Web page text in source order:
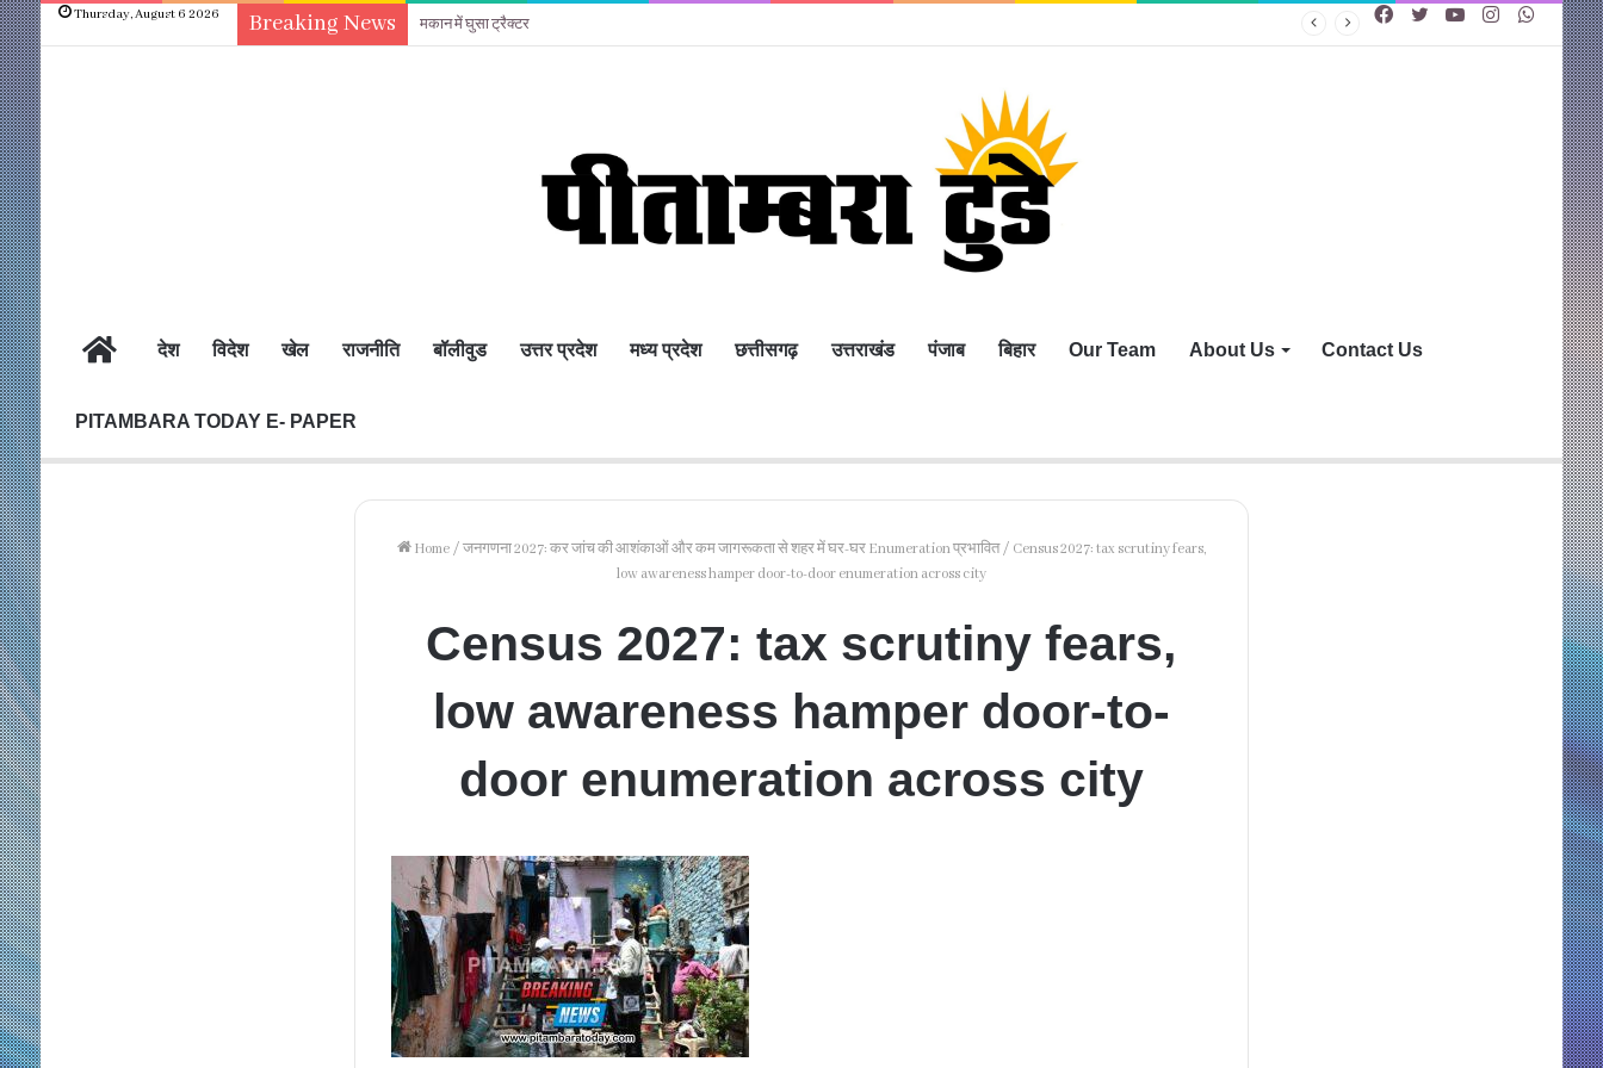
Thursday, August 6 2026 Breaking News मकान में घुसा ट्रैक्टर
Instagram
YouTube
Twitter
Facebook
होम देश विदेश खेल राजनीति बॉलीवुड उत्तर प्रदेश मध्य प्रदेश छत्तीसगढ़ उत्तराखंड पंजाब बिहार Our Team About Us Contact Us
PITAMBARA TODAY E- PAPER
Home / जनगणना 2027: कर जांच की आशंकाओं और कम जागरूकता से शहर में घर-घर Enumeration प्रभावित / Census 2027: tax scrutiny fears,
low awareness hamper door-to-door enumeration across city
Census 2027: tax scrutiny fears,
low awareness hamper door-to-
door enumeration across city